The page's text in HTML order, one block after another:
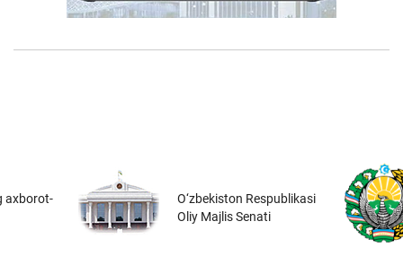
axborot-
O‘zbekiston Respublikasi
Oliy Majlis Senati